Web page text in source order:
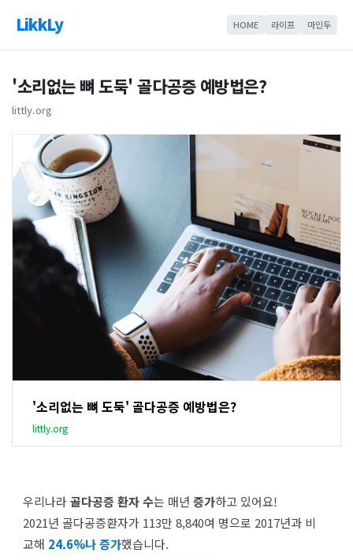
LikkLy HOME 라이프 마인두
'소리없는 뼈 도둑' 골다공증 예방법은?
littly.org
'소리없는 뼈 도둑' 골다공증 예방법은?
littly.org
우리나라골다공증 환자 수는 매년 증가하고 있어요!
2021년 골다공증환자가 113만 8,840여 명으로 2017년과 비
교해 24.6%나 증가했습니다.